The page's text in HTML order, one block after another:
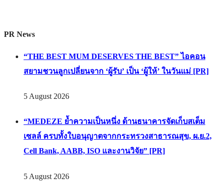
PR News
“THE BEST MUM DESERVES THE BEST” ไอคอน
สยามชวนลูกเปลี่ยนจาก ‘ผู้รับ’ เป็น ‘ผู้ให้’ ในวันแม่ [PR]
5 August 2026
“MEDEZE ย้ำความเป็นหนึ่ง ด้านธนาคารจัดเก็บสเต็ม
เซลล์ ครบทั้งใบอนุญาตจากกระทรวงสาธารณสุข, ผ.ย.2,
Cell Bank, AABB, ISO และงานวิจัย” [PR]
5 August 2026